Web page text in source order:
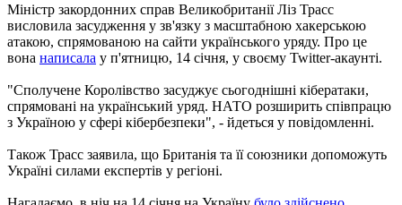
Міністр закордонних справ Великобританії Ліз Трасс
висловила засудження у зв'язку з масштабною хакерською
атакою, спрямованою на сайти українського уряду. Про це
вона написала у п'ятницю, 14 січня, у своєму Twitter-акаунті.
"Сполучене Королівство засуджує сьогоднішні кібератаки,
спрямовані на український уряд. НАТО розширить співпрацю
з Україною у сфері кібербезпеки", - йдеться у повідомленні.
Також Трасс заявила, що Британія та її союзники допоможуть
Україні силами експертів у регіоні.